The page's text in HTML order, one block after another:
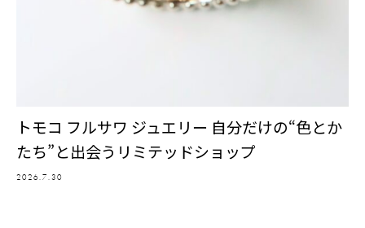
トモコ フルサワ ジュエリー 自分だけの“色とか
たち”と出会うリミテッドショップ
2026.7.30